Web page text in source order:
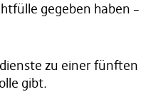
gegeben haben
zu einer
gibt.